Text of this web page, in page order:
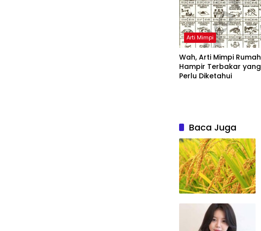
Arti Mimpi
Wah, Arti Mimpi Rumah
Hampir Terbakar yang
Perlu Diketahui
Baca Juga